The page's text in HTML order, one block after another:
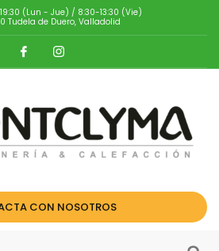
(Lun - Jue) / 8:30-13:30 (Vie)
Tudela de Duero, Valladolid
CON NOSOTROS